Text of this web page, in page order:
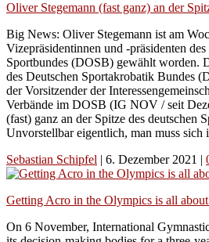
Oliver Stegemann (fast ganz) an der
Big News: Oliver Stegemann ist am
Vizepräsidentinnen und -präsidenten
Sportbundes (DOSB) gewählt worden.
des Deutschen Sportakrobatik Bundes
der Vorsitzender der
Verbände im DOSB (IG NOV / seit
(fast) ganz an der Spitze des deutschen
Unvorstellbar eigentlich, man muss
Sebastian Schipfel | 6. Dezember 2021 |
Getting Acro in the Olympics is all
On 6 November, International